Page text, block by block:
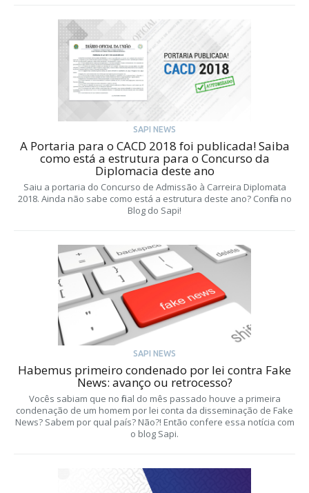
SAPI NEWS
A Portaria para o CACD 2018 foi publicada! Saiba
como está a estrutura para o Concurso da
Diplomacia deste ano
Saiu a portaria do Concurso de Admissão à Carreira Diplomata
2018. Ainda não sabe como está a estrutura deste ano? Confira no
Blog do Sapi!
SAPI NEWS
Habemus primeiro condenado por lei contra Fake
News: avanço ou retrocesso?
Vocês sabiam que no final do mês passado houve a primeira
condenação de um homem por lei conta da disseminação de Fake
News? Sabem por qual país? Não?! Então confere essa notícia com
o blog Sapi.